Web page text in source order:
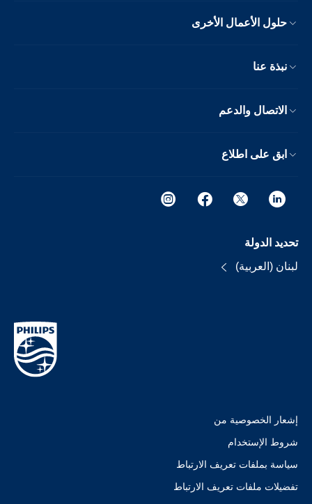
حلول الأعمال الأخرى
نبذة عنا
الاتصال والدعم
ابق على اطلاع
تحديد الدولة
لبنان (العربية)
إشعار الخصوصية من
شروط الإستخدام
سياسة بملفات تعريف الارتباط
تفضيلات ملفات تعريف الارتباط